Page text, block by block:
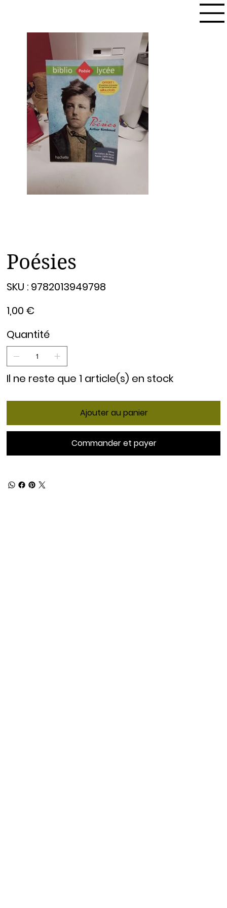
Poésies
SKU : 9782013949798
9782013949798
1,00 €
Quantité
Il ne reste que 1 article(s) en stock
Ajouter au panier
Commander et payer